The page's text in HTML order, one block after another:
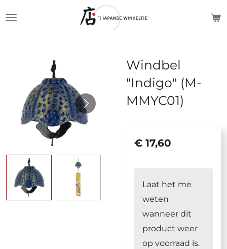
hoofdinhoud
Windbel
"Indigo" (M-
MMYC01)
€ 17,60
Laat het me
weten
wanneer dit
product weer
op voorraad is.